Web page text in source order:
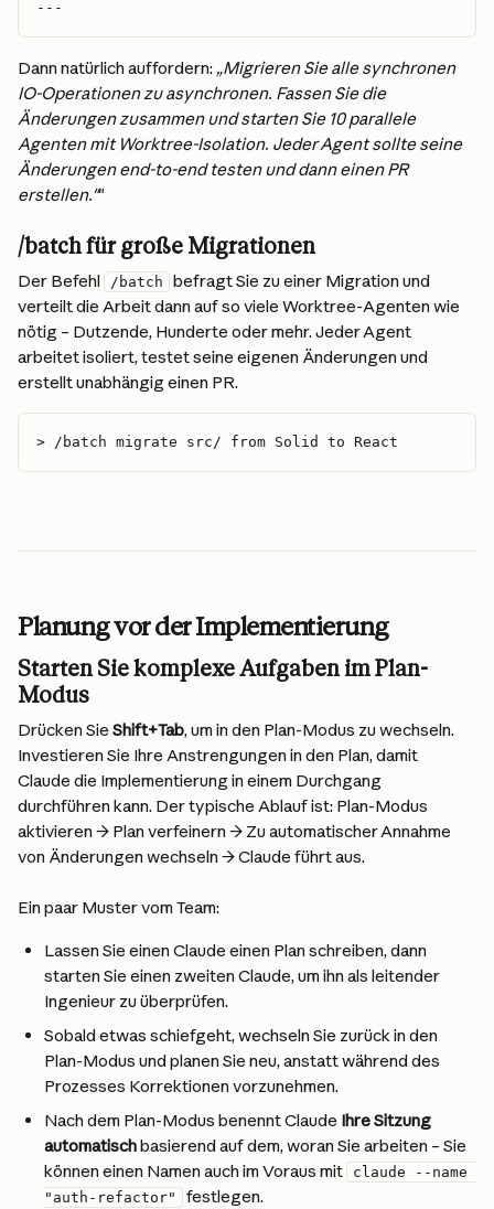
---
Dann natürlich auffordern: „Migrieren Sie alle synchronen
IO-Operationen zu asynchronen. Fassen Sie die
Änderungen zusammen und starten Sie 10 parallele
Agenten mit Worktree-Isolation. Jeder Agent sollte seine
Änderungen end-to-end testen und dann einen PR
erstellen.""
/batch für große Migrationen
Der Befehl /batch
befragt Sie zu einer Migration und
verteilt die Arbeit dann auf so viele Worktree-Agenten wie
nötig – Dutzende, Hunderte oder mehr. Jeder Agent
arbeitet isoliert, testet seine eigenen Änderungen und
erstellt unabhängig einen PR.
> /batch migrate src/ from Solid to React
Planung vor der Implementierung
Starten Sie komplexe Aufgaben im Plan-
Modus
Drücken Sie Shift+Tab, um in den Plan-Modus zu wechseln.
Investieren Sie Ihre Anstrengungen in den Plan, damit
Claude die Implementierung in einem Durchgang
durchführen kann. Der typische Ablauf ist: Plan-Modus
aktivieren → Plan verfeinern → Zu automatischer Annahme
von Änderungen wechseln → Claude führt aus.
Ein paar Muster vom Team:
Lassen Sie einen Claude einen Plan schreiben, dann
starten Sie einen zweiten Claude, um ihn als leitender
Ingenieur zu überprüfen.
Sobald etwas schiefgeht, wechseln Sie zurück in den
Plan-Modus und planen Sie neu, anstatt während des
Prozesses Korrektionen vorzunehmen.
Nach dem Plan-Modus benennt Claude Ihre Sitzung
automatisch basierend auf dem, woran Sie arbeiten – Sie
können einen Namen auch im Voraus mit
claude --name
"auth-refactor"
festlegen.